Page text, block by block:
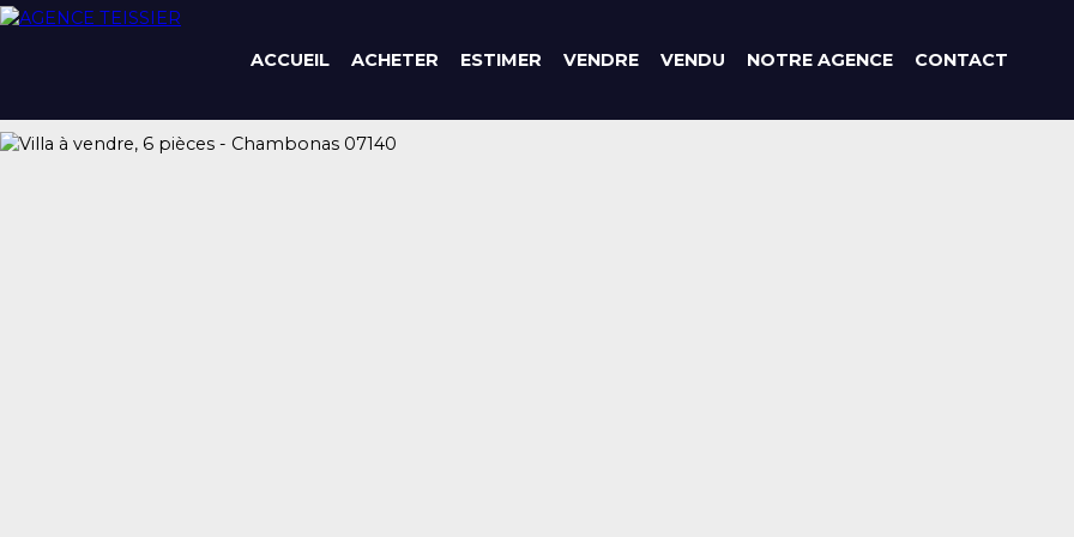
ACCUEIL ACHETER ESTIMER VENDRE VENDU NOTRE AGENCE CONTACT